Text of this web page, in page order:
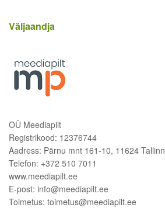
Väljaandja
OÜ Meediapilt
Registrikood: 12376744
Aadress: Pärnu mnt 161-10, 11624 Tallinn
Telefon: +372 510 7011
www.meediapilt.ee
E-post: info@meediapilt.ee
Toimetus: toimetus@meediapilt.ee